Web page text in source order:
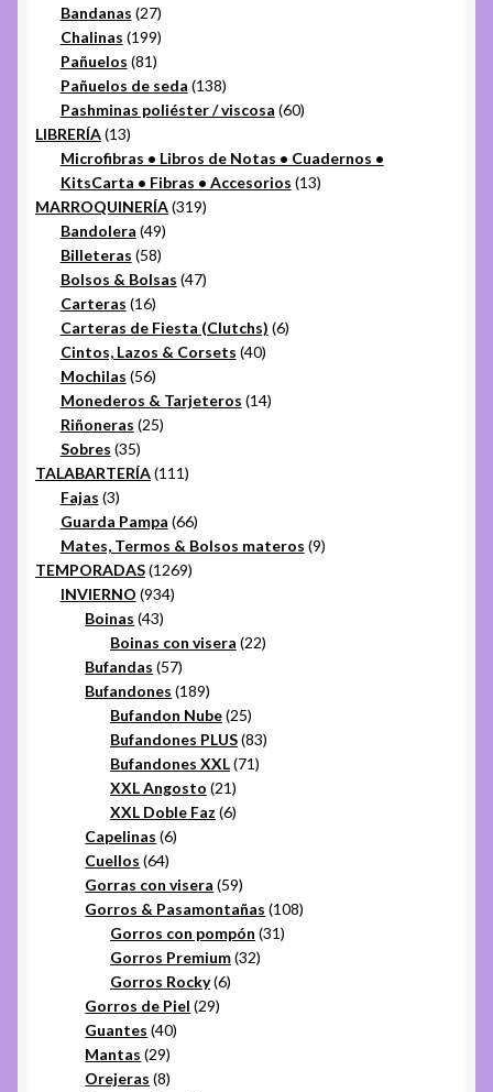
productos
Bandanas 2727
productos
Chalinas 199199
productos
Pañuelos 8181
productos
Pañuelos de seda 138138
productos
Pashminas poliéster / viscosa 6060
LIBRERÍA 1313
productos
Microfibras • Libros de Notas • Cuadernos •
KitsCarta • Fibras • Accesorios 1313
MARROQUINERÍA 319319
Bandolera 4949
productos
Billeteras 5858
productos
Bolsos & Bolsas 4747
Carteras 1616
productos
Carteras de Fiesta (Clutchs) 66
Cintos, Lazos & Corsets 4040
Mochilas 5656
productos
Monederos & Tarjeteros 1414
Riñoneras 2525
Sobres 3535
productos
TALABARTERÍA 111111
Fajas 33
productos
Guarda Pampa 6666
productos
Mates, Termos & Bolsos materos 99
TEMPORADAS 12691269
INVIERNO 934934
Boinas 4343
productos
Boinas con visera 2222
Bufandas 5757
productos
Bufandones 189189
productos
Bufandon Nube 2525
productos
Bufandones PLUS 8383
Bufandones XXL 7171
XXL Angosto 2121
productos
XXL Doble Faz 66
Capelinas 66
Cuellos 6464
productos
Gorras con visera 5959
productos
Gorros & Pasamontañas 108108
Gorros con pompón 3131
Gorros Premium 3232
Gorros Rocky 66
Gorros de Piel 2929
Guantes 4040
Mantas 2929
productos
Orejeras 88